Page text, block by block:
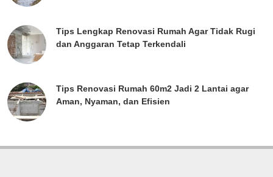
Tips Lengkap Renovasi Rumah Agar Tidak Rugi
dan Anggaran Tetap Terkendali
Tips Renovasi Rumah 60m2 Jadi 2 Lantai agar
Aman, Nyaman, dan Efisien